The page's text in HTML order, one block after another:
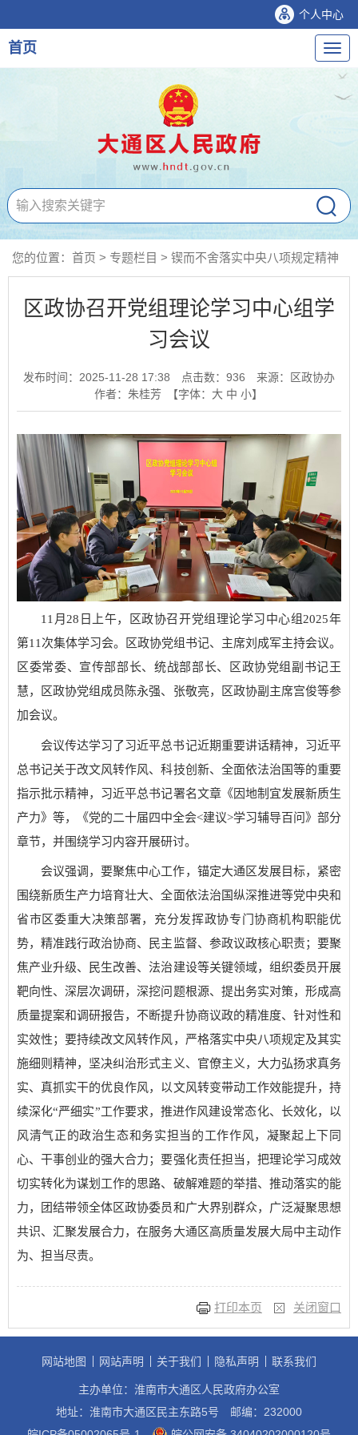
个人中心
导
航
首页
您的位置： 首页 > 专题栏目 > 锲而不舍落实中央八项规定精神
区政协召开党组理论学习中心组学
习会议
发布时间：2025-11-28 17:38 点击数： 936
来源：区政协办
作者：朱桂芳
【字体： 大 中 小】
11月28日上午，区政协召开党组理论学习中心组2025年
第11次集体学习会。区政协党组书记、主席刘成军主持会议。
区委常委、宣传部部长、统战部部长、区政协党组副书记王
慧，区政协党组成员陈永强、张敬亮，区政协副主席宫俊等参
加会议。
会议传达学习了习近平总书记近期重要讲话精神，习近平
总书记关于改文风转作风、科技创新、全面依法治国等的重要
指示批示精神，习近平总书记署名文章《因地制宜发展新质生
产力》等，《党的二十届四中全会<建议>学习辅导百问》部分
章节，并围绕学习内容开展研讨。
会议强调，要聚焦中心工作，锚定大通区发展目标，紧密
围绕新质生产力培育壮大、全面依法治国纵深推进等党中央和
省市区委重大决策部署，充分发挥政协专门协商机构职能优
势，精准践行政治协商、民主监督、参政议政核心职责；要聚
焦产业升级、民生改善、法治建设等关键领域，组织委员开展
靶向性、深层次调研，深挖问题根源、提出务实对策，形成高
质量提案和调研报告，不断提升协商议政的精准度、针对性和
实效性；要持续改文风转作风，严格落实中央八项规定及其实
施细则精神，坚决纠治形式主义、官僚主义，大力弘扬求真务
实、真抓实干的优良作风，以文风转变带动工作效能提升，持
续深化“严细实”工作要求，推进作风建设常态化、长效化，以
风清气正的政治生态和务实担当的工作作风，凝聚起上下同
心、干事创业的强大合力；要强化责任担当，把理论学习成效
切实转化为谋划工作的思路、破解难题的举措、推动落实的能
力，团结带领全体区政协委员和广大界别群众，广泛凝聚思想
共识、汇聚发展合力，在服务大通区高质量发展大局中主动作
为、担当尽责。
打印本页 关闭窗口
网站地图 网站声明 关于我们 隐私声明 联系我们
主办单位：淮南市大通区人民政府办公室
地址：淮南市大通区民主东路5号
邮编：232000